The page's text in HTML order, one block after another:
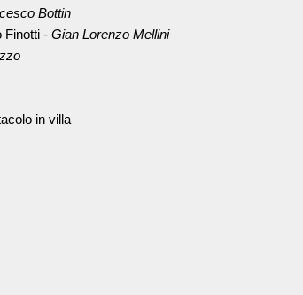
Bottin
Finotti - Gian Lorenzo Mellini
in villa